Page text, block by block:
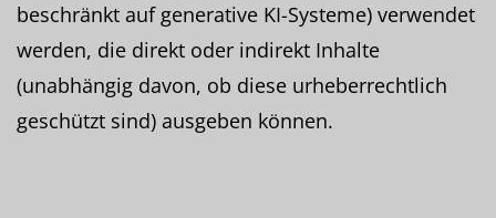
beschränkt auf generative KI-Systeme) verwendet
werden, die direkt oder indirekt Inhalte
(unabhängig davon, ob diese urheberrechtlich
geschützt sind) ausgeben können.